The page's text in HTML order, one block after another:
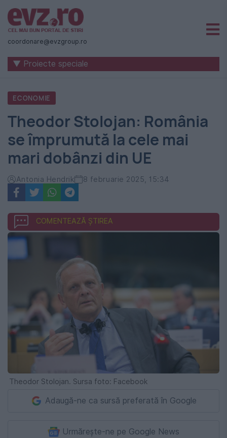
Știri
naționale
internaționale
România
Evenimentul
Zilei
coordonare@evzgroup.ro
▼ Proiecte speciale
ECONOMIE
Theodor Stolojan: România
se împrumută la cele mai
mari dobânzi din UE
Antonia Hendrik 8 februarie 2025, 15:34
COMENTEAZĂ ȘTIREA
Theodor Stolojan. Sursa foto: Facebook
Adaugă-ne ca sursă preferată în Google
Urmărește-ne pe Google News